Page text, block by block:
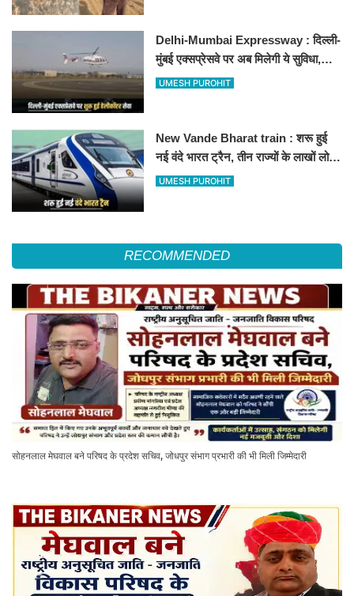
Delhi-Mumbai Expressway : दिल्ली-
मुंबई एक्सप्रेसवे पर अब मिलेगी ये सुविधा,
हेलीकॉप्टर सर्विस से तुरंत घायल पहुंचेगा
UMESH PUROHIT
New Vande Bharat train : शरू हुई
नई वंदे भारत ट्रैन, तीन राज्यों के लाखों लोगों
का सफर होगा आसान, देखें पूरा रूटमैप
UMESH PUROHIT
RECOMMENDED
सोहनलाल मेघवाल बने परिषद के प्रदेश सचिव, जोधपुर संभाग प्रभारी की भी मिली जिम्मेदारी